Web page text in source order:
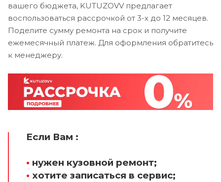
вашего бюджета, KUTUZOVV предлагает
воспользоваться рассрочкой от 3-х до 12 месяцев.
Поделите сумму ремонта на срок и получите
ежемесячный платеж. Для оформления обратитесь
к менеджеру.
Если Вам :
• нужен кузовной ремонт;
• хотите записаться в сервис;